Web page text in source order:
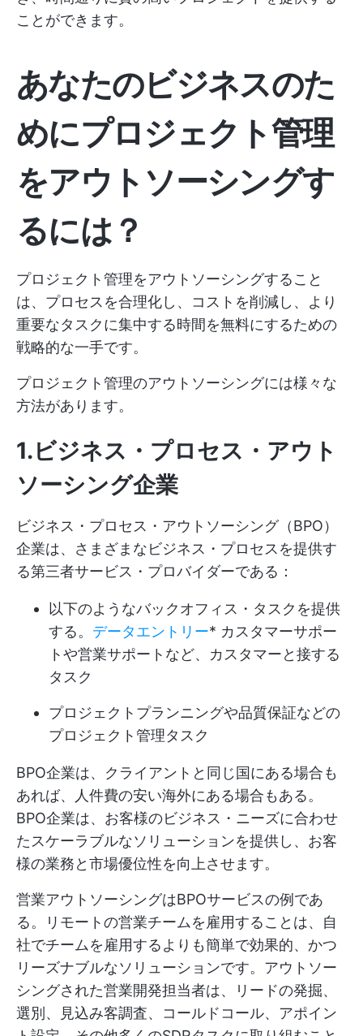
ことができます。
あなたのビジネスのた
めにプロジェクト管理
をアウトソーシングす
るには？
プロジェクト管理をアウトソーシングすること
は、プロセスを合理化し、コストを削減し、より
重要なタスクに集中する時間を無料にするための
戦略的な一手です。
プロジェクト管理のアウトソーシングには様々な
方法があります。
1.ビジネス・プロセス・アウト
ソーシング企業
ビジネス・プロセス・アウトソーシング（BPO）
企業は、さまざまなビジネス・プロセスを提供す
る第三者サービス・プロバイダーである：
以下のようなバックオフィス・タスクを提供
する。 データエントリー* カスタマーサポー
トや営業サポートなど、カスタマーと接する
タスク
プロジェクトプランニングや品質保証などの
プロジェクト管理タスク
BPO企業は、クライアントと同じ国にある場合も
あれば、人件費の安い海外にある場合もある。
BPO企業は、お客様のビジネス・ニーズに合わせ
たスケーラブルなソリューションを提供し、お客
様の業務と市場優位性を向上させます。
営業アウトソーシングはBPOサービスの例であ
る。リモートの営業チームを雇用することは、自
社でチームを雇用するよりも簡単で効果的、かつ
リーズナブルなソリューションです。アウトソー
シングされた営業開発担当者は、リードの発掘、
選別、見込み客調査、コールドコール、アポイン